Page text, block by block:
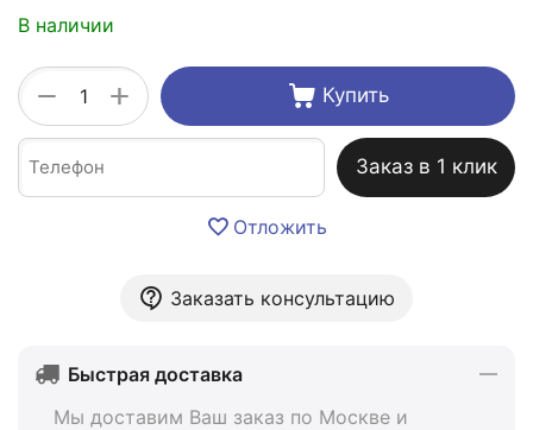
В наличии
+
− Купить
Заказ в 1 клик
Отложить
Заказать консультацию
Быстрая доставка
Мы доставим Ваш заказ по Москве и